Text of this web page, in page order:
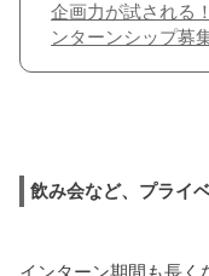
企画力が試される
ンターンシップ募
飲み会など、プライ
インターン期間も長く